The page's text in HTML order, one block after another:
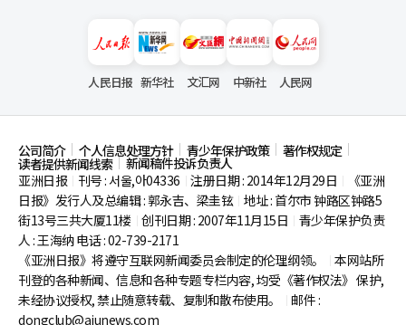
人民日报 新华社 文汇网 中新社 人民网
公司简介 个人信息处理方针 青少年保护政策 著作权规定
读者提供新闻线索
新闻稿件投诉负责人
亚洲日报
刊号 : 서울,아04336 注册日期 : 2014年12月29日
《亚洲
日报》发行人及总编辑 : 郭永吉、梁圭铉 地址 : 首尔市钟路区钟路5
街13号三共大厦11楼 创刊日期 : 2007年11月15日
青少年保护负责
人 : 王海纳 电话 : 02-739-2171
《亚洲日报》将遵守互联网新闻委员会制定的伦理纲领。
本网站所
刊登的各种新闻、信息和各种专题专栏内容, 均受《著作权法》 保护,
未经协议授权, 禁止随意转载、复制和散布使用。
邮件 :
dongclub@ajunews.com